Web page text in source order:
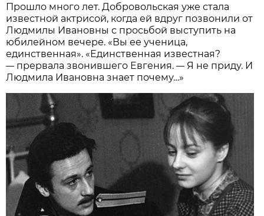
Прошло много лет. Добровольская уже стала
известной актрисой, когда ей вдруг позвонили от
Людмилы Ивановны с просьбой выступить на
юбилейном вечере. «Вы ее ученица,
единственная». «Единственная известная?
— прервала звонившего Евгения.— Я не приду. И
Людмила Ивановна знает почему…»